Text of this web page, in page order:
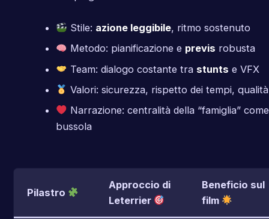
Stile: azione leggibile, ritmo sostenuto
Metodo: pianificazione e previs robusta
Team: dialogo costante tra stunts e VFX
Valori: sicurezza, rispetto dei tempi, qualità
Narrazione: centralità della “famiglia” come
bussola
Pilastro
Approccio di
Leterrier
Beneficio sul
film